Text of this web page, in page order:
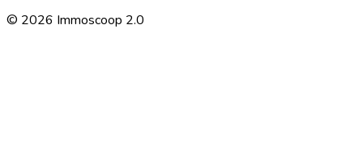
© 2026 Immoscoop 2.0